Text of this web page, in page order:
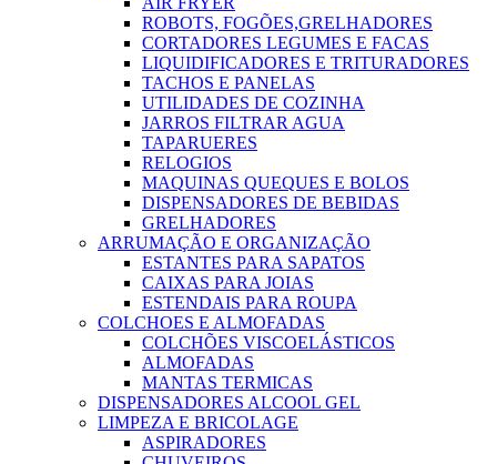
ROBOTS, FOGÕES,GRELHADORES
CORTADORES LEGUMES E FACAS
LIQUIDIFICADORES E TRITURADORES
TACHOS E PANELAS
UTILIDADES DE COZINHA
JARROS FILTRAR AGUA
TAPARUERES
RELOGIOS
MAQUINAS QUEQUES E BOLOS
DISPENSADORES DE BEBIDAS
GRELHADORES
ARRUMAÇÃO E ORGANIZAÇÃO
ESTANTES PARA SAPATOS
CAIXAS PARA JOIAS
ESTENDAIS PARA ROUPA
COLCHOES E ALMOFADAS
COLCHÕES VISCOELÁSTICOS
ALMOFADAS
MANTAS TERMICAS
DISPENSADORES ALCOOL GEL
LIMPEZA E BRICOLAGE
ASPIRADORES